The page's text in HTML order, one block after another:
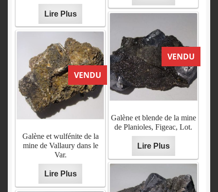
Lire Plus
VENDU
Galène et blende de la mine
de Planioles, Figeac, Lot.
Lire Plus
VENDU
Galène et wulfénite de la
mine de Vallaury dans le
Var.
Lire Plus